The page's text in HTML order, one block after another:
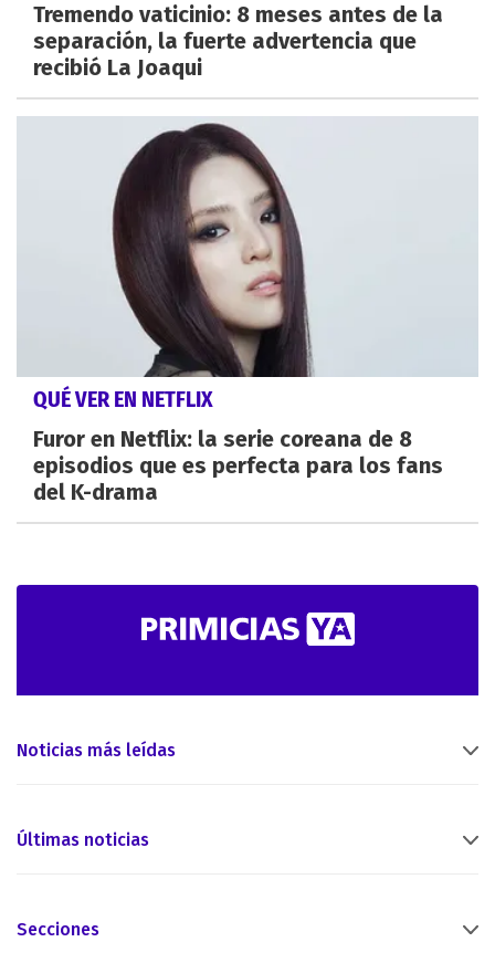
Tremendo vaticinio: 8 meses antes de la
separación, la fuerte advertencia que
recibió La Joaqui
QUÉ VER EN NETFLIX
Furor en Netflix: la serie coreana de 8
episodios que es perfecta para los fans
del K-drama
Noticias más leídas
Últimas noticias
Secciones